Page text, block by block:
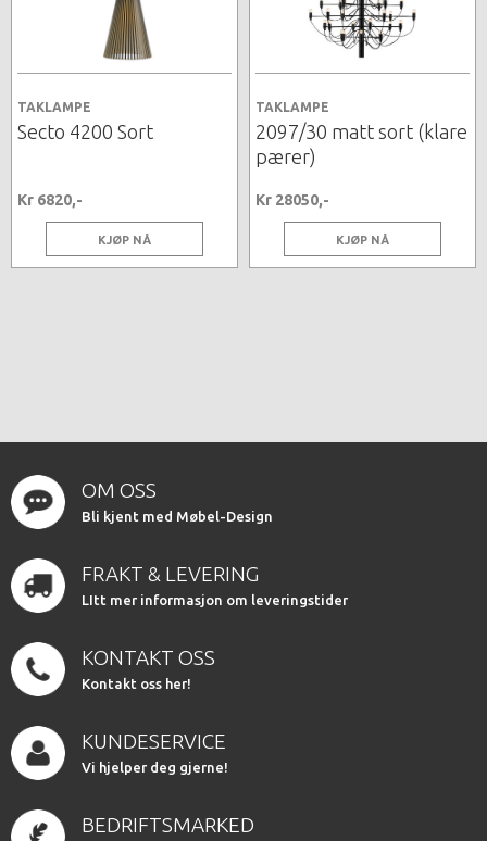
TAKLAMPE
Secto 4200 Sort
Kr 6820,-
KJØP NÅ
TAKLAMPE
2097/30 matt sort (klare
pærer)
Kr 28050,-
KJØP NÅ
OM OSS
Bli kjent med Møbel-Design
FRAKT & LEVERING
LItt mer informasjon om leveringstider
KONTAKT OSS
Kontakt oss her!
KUNDESERVICE
Vi hjelper deg gjerne!
BEDRIFTSMARKED